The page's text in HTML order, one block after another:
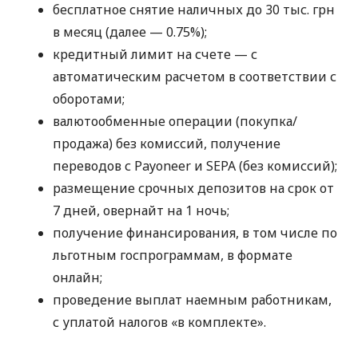
бесплатное снятие наличных до 30 тыс. грн
в месяц (далее — 0.75%);
кредитный лимит на счете — с
автоматическим расчетом в соответствии с
оборотами;
валютообменные операции (покупка/
продажа) без комиссий, получение
переводов с Payoneer и SEPA (без комиссий);
размещение срочных депозитов на срок от
7 дней, овернайт на 1 ночь;
получение финансирования, в том числе по
льготным госпрограммам, в формате
онлайн;
проведение выплат наемным работникам,
с уплатой налогов «в комплекте».